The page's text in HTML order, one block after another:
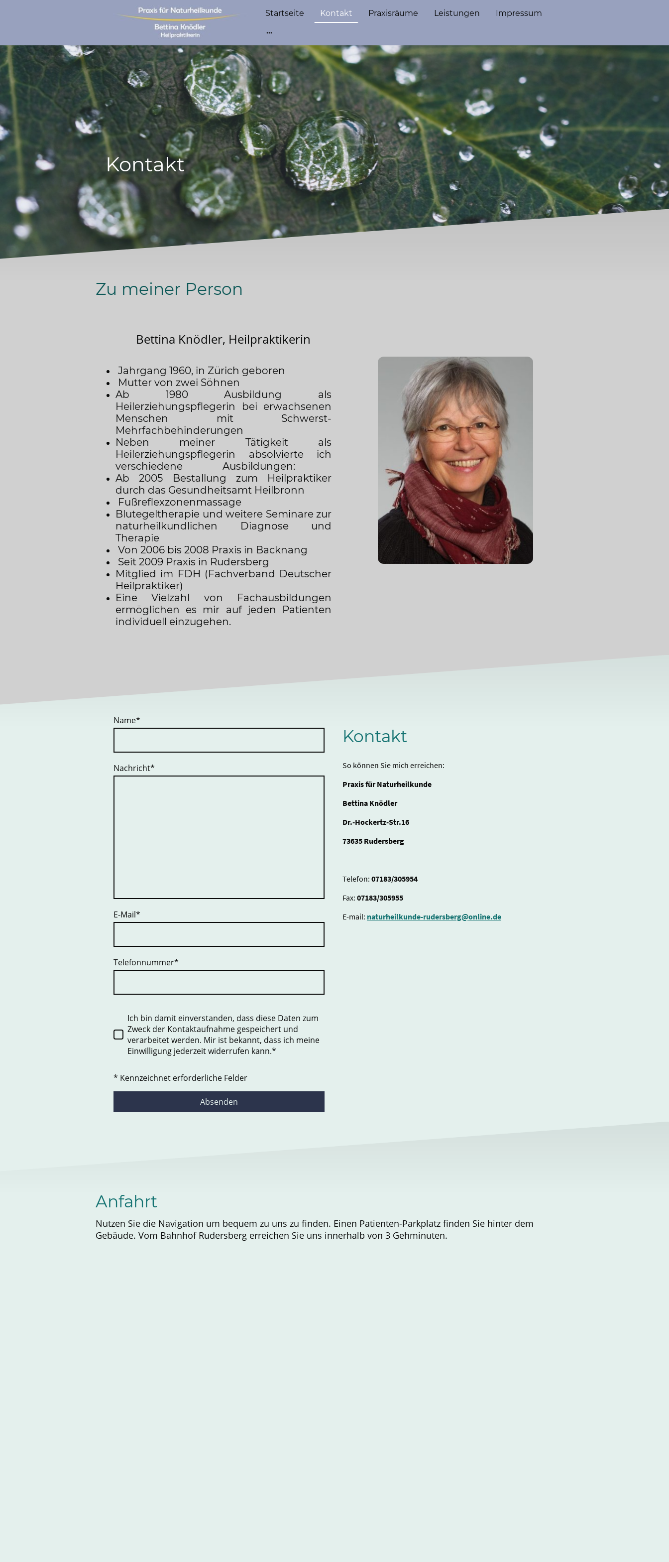
Startseite Kontakt Praxisräume Leistungen Impressum
Kontakt
Zu meiner Person
Bettina Knödler, Heilpraktikerin
Jahrgang 1960, in Zürich geboren
Mutter von zwei Söhnen
Ab 1980 Ausbildung als
Heilerziehungspflegerin bei erwachsenen
Menschen mit Schwerst-
Mehrfachbehinderungen
Neben meiner Tätigkeit als
Heilerziehungspflegerin absolvierte ich
verschiedene Ausbildungen:
Ab 2005 Bestallung zum Heilpraktiker
durch das Gesundheitsamt Heilbronn
Fußreflexzonenmassage
Blutegeltherapie und weitere Seminare zur
naturheilkundlichen Diagnose und
Therapie
Von 2006 bis 2008 Praxis in Backnang
Seit 2009 Praxis in Rudersberg
Mitglied im FDH (Fachverband Deutscher
Heilpraktiker)
Eine Vielzahl von Fachausbildungen
ermöglichen es mir auf jeden Patienten
individuell einzugehen.
Name*
Nachricht*
E-Mail*
Telefonnummer*
Ich bin damit einverstanden, dass diese Daten zum
Zweck der Kontaktaufnahme gespeichert und
verarbeitet werden. Mir ist bekannt, dass ich meine
Einwilligung jederzeit widerrufen kann.*
* Kennzeichnet erforderliche Felder
Absenden
Kontakt
So können Sie mich erreichen:
Praxis für Naturheilkunde
Bettina Knödler
Dr.-Hockertz-Str.16
73635 Rudersberg
Telefon: 07183/305954
Fax: 07183/305955
E-mail: naturheilkunde-rudersberg@online.de
Anfahrt
Nutzen Sie die Navigation um bequem zu uns zu finden. Einen Patienten-Parkplatz finden Sie hinter dem
Gebäude. Vom Bahnhof Rudersberg erreichen Sie uns innerhalb von 3 Gehminuten.